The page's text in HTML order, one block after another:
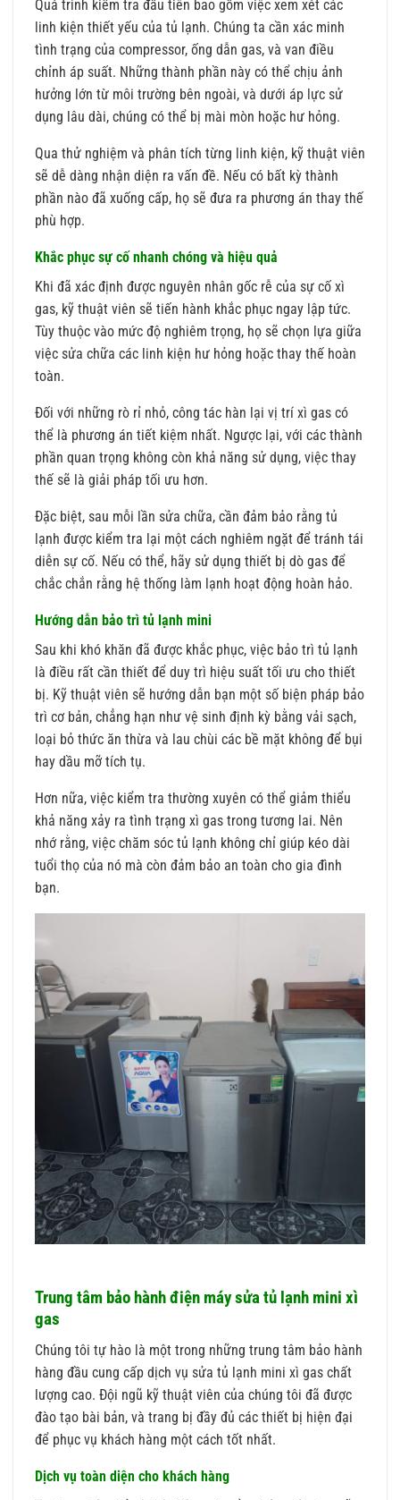
Quá trình kiểm tra đầu tiên bao gồm việc xem xét các
linh kiện thiết yếu của tủ lạnh. Chúng ta cần xác minh
tình trạng của compressor, ống dẫn gas, và van điều
chỉnh áp suất. Những thành phần này có thể chịu ảnh
hưởng lớn từ môi trường bên ngoài, và dưới áp lực sử
dụng lâu dài, chúng có thể bị mài mòn hoặc hư hỏng.
Qua thử nghiệm và phân tích từng linh kiện, kỹ thuật viên
sẽ dễ dàng nhận diện ra vấn đề. Nếu có bất kỳ thành
phần nào đã xuống cấp, họ sẽ đưa ra phương án thay thế
phù hợp.
Khắc phục sự cố nhanh chóng và hiệu quả
Khi đã xác định được nguyên nhân gốc rễ của sự cố xì
gas, kỹ thuật viên sẽ tiến hành khắc phục ngay lập tức.
Tùy thuộc vào mức độ nghiêm trọng, họ sẽ chọn lựa giữa
việc sửa chữa các linh kiện hư hỏng hoặc thay thế hoàn
toàn.
Đối với những rò rỉ nhỏ, công tác hàn lại vị trí xì gas có
thể là phương án tiết kiệm nhất. Ngược lại, với các thành
phần quan trọng không còn khả năng sử dụng, việc thay
thế sẽ là giải pháp tối ưu hơn.
Đặc biệt, sau mỗi lần sửa chữa, cần đảm bảo rằng tủ
lạnh được kiểm tra lại một cách nghiêm ngặt để tránh tái
diễn sự cố. Nếu có thể, hãy sử dụng thiết bị dò gas để
chắc chắn rằng hệ thống làm lạnh hoạt động hoàn hảo.
Hướng dẫn bảo trì tủ lạnh mini
Sau khi khó khăn đã được khắc phục, việc bảo trì tủ lạnh
là điều rất cần thiết để duy trì hiệu suất tối ưu cho thiết
bị. Kỹ thuật viên sẽ hướng dẫn bạn một số biện pháp bảo
trì cơ bản, chẳng hạn như vệ sinh định kỳ bằng vải sạch,
loại bỏ thức ăn thừa và lau chùi các bề mặt không để bụi
hay dầu mỡ tích tụ.
Hơn nữa, việc kiểm tra thường xuyên có thể giảm thiểu
khả năng xảy ra tình trạng xì gas trong tương lai. Nên
nhớ rằng, việc chăm sóc tủ lạnh không chỉ giúp kéo dài
tuổi thọ của nó mà còn đảm bảo an toàn cho gia đình
bạn.
Trung tâm bảo hành điện máy sửa tủ lạnh mini xì
gas
Chúng tôi tự hào là một trong những trung tâm bảo hành
hàng đầu cung cấp dịch vụ sửa tủ lạnh mini xì gas chất
lượng cao. Đội ngũ kỹ thuật viên của chúng tôi đã được
đào tạo bài bản, và trang bị đầy đủ các thiết bị hiện đại
để phục vụ khách hàng một cách tốt nhất.
Dịch vụ toàn diện cho khách hàng